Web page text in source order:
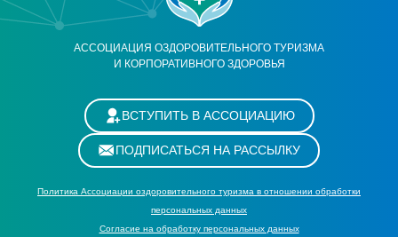
АССОЦИАЦИЯ ОЗДОРОВИТЕЛЬНОГО ТУРИЗМА
И КОРПОРАТИВНОГО ЗДОРОВЬЯ
ВСТУПИТЬ В АССОЦИАЦИЮ
ПОДПИСАТЬСЯ НА РАССЫЛКУ
Политика Ассоциации оздоровительного туризма в отношении обработки
персональных данных
Cогласие на обработку персональных данных